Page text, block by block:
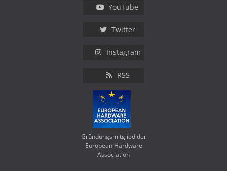
YouTube
Twitter
Instagram
RSS
Gründungsmitglied der
European Hardware
Association